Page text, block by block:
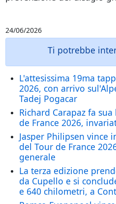
24/06/2026
Ti potrebbe
L'attesissima 19ma
2026, con arrivo
Tadej Pogacar
Richard Carapaz fa
de France 2026,
Jasper Philipsen vince
del Tour de France
generale
La terza edizione
da Cupello e si
e 640 chilometri, a